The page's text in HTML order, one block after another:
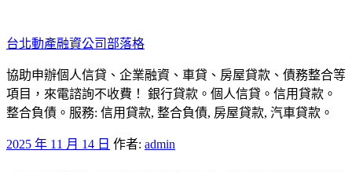
至
主
要
內
容
台北動產融資公司部落格
協助申辦個人信貸、企業融資、車貸、房屋貸款、債務整合等
項目，來電諮詢不收費！ 銀行貸款。個人信貸。信用貸款。
整合負債。服務: 信用貸款, 整合負債, 房屋貸款, 汽車貸款。
發
2025 年 11 月 14 日 作者: admin